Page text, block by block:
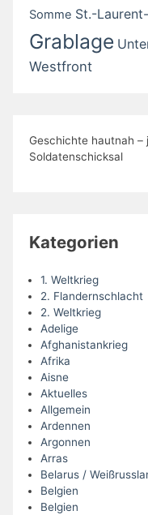
Somme St.-
Grablage
Westfront
Geschichte hautnah –
Soldatenschicksal
Kategorien
1. Weltkrieg
2. Flandernschlacht
2. Weltkrieg
Adelige
Afghanistankrieg
Afrika
Aisne
Aktuelles
Allgemein
Ardennen
Argonnen
Arras
Belarus /
Belgien
Belgien